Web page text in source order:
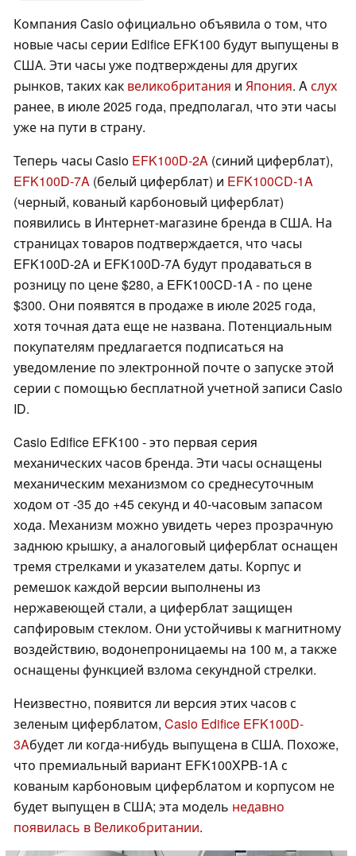
Компания Casio официально объявила о том, что
новые часы серии Edifice EFK100 будут выпущены в
США. Эти часы уже подтверждены для других
рынков, таких как великобритания и Япония. Aслух
ранее, в июле 2025 года, предполагал, что эти часы
уже на пути в страну.
Теперь часы Casio EFK100D-2A (синий циферблат),
EFK100D-7A (белый циферблат) и EFK100CD-1A
(черный, кованый карбоновый циферблат)
появились в Интернет-магазине бренда в США. На
страницах товаров подтверждается, что часы
EFK100D-2A и EFK100D-7A будут продаваться в
розницу по цене $280, а EFK100CD-1A - по цене
$300. Они появятся в продаже в июле 2025 года,
хотя точная дата еще не названа. Потенциальным
покупателям предлагается подписаться на
уведомление по электронной почте о запуске этой
серии с помощью бесплатной учетной записи Casio
ID.
Casio Edifice EFK100 - это первая серия
механических часов бренда. Эти часы оснащены
механическим механизмом со среднесуточным
ходом от -35 до +45 секунд и 40-часовым запасом
хода. Механизм можно увидеть через прозрачную
заднюю крышку, а аналоговый циферблат оснащен
тремя стрелками и указателем даты. Корпус и
ремешок каждой версии выполнены из
нержавеющей стали, а циферблат защищен
сапфировым стеклом. Они устойчивы к магнитному
воздействию, водонепроницаемы на 100 м, а также
оснащены функцией взлома секундной стрелки.
Неизвестно, появится ли версия этих часов с
зеленым циферблатом, Casio Edifice EFK100D-
3Aбудет ли когда-нибудь выпущена в США. Похоже,
что премиальный вариант EFK100XPB-1A с
кованым карбоновым циферблатом и корпусом не
будет выпущен в США; эта модель недавно
появилась в Великобритании.